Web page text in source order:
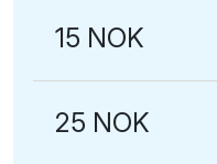
15 NOK
25 NOK